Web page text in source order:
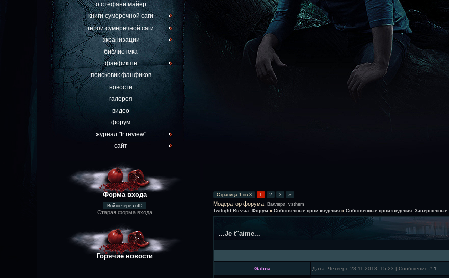
о стефани майер
книги сумеречной саги
герои сумеречной саги
экранизации
библиотека
фанфикшн
поисковик фанфиков
новости
галерея
видео
форум
журнал "tr review"
сайт
Форма входа
Войти через uID
Старая форма входа
Горячие новости
Страница 1 из 3 1 2 3 »
Модератор форума: Валлери vsthem
Twilight Russia. Форум » Собственные произведения » Собственные произведения. Завершенные.
...Je t"aime...
Galina Дата: Четверг, 28.11.2013, 15:23 | Сообщение # 1